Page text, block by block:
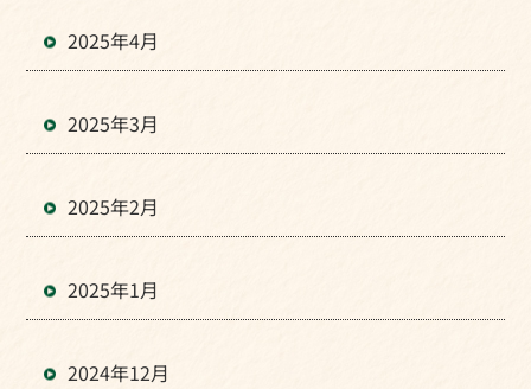
2025年4月
2025年3月
2025年2月
2025年1月
2024年12月